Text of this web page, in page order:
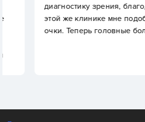
диагностику зрения,
этой же клинике мне
очки. Теперь головные боли и